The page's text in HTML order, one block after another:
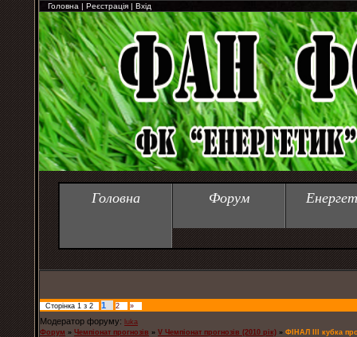
Головна | Реєстрація | Вхід
Головна Форум
Сторінка 1 з 2 1 2 »
Модератор форуму: luka
Форум » Чемпіонат прогнозів » V Чемпіонат прогнозів (2010 рік) » ФІНАЛ ІІІ кубка